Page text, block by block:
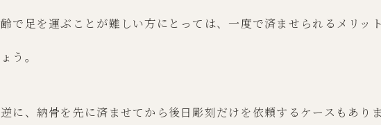
齢で足を運ぶことが難しい方にとっては、一度で済ませられるメリッ
ょう。
逆に、納骨を先に済ませてから後日彫刻だけを依頼するケースもあり